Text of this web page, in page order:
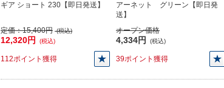
ギア ショート 230【即日発送】
定価：15,400円 (税込)
12,320円 (税込)
112ポイント獲得
アーネット グリーン【即日発
送】
オープン価格
4,334円 (税込)
39ポイント獲得